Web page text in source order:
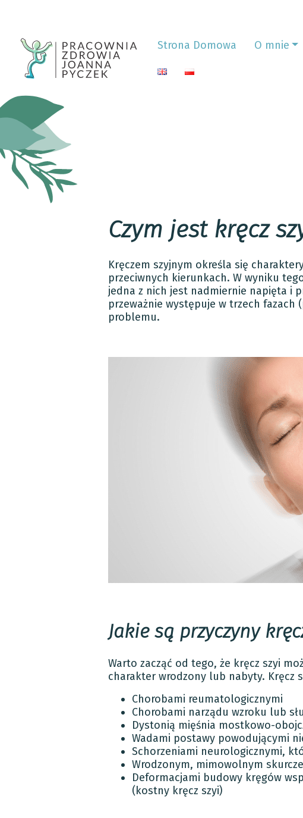
Strona Domowa O mnie
Czym jest kręcz
Kręczem szyjnym określa się
przeciwnych kierunkach. W wyniku
jedna z nich jest nadmiernie napięta i
przeważnie występuje w trzech
problemu.
Jakie są przyczyny
Warto zacząć od tego, że kręcz szyi
charakter wrodzony lub nabyty. Kręcz
Chorobami reumatologicznymi
Chorobami narządu wzroku lub
Dystonią mięśnia mostkowo-
Wadami postawy powodującymi
Schorzeniami neurologicznymi,
Wrodzonym, mimowolnym
Deformacjami budowy kręgów
(kostny kręcz szyi)